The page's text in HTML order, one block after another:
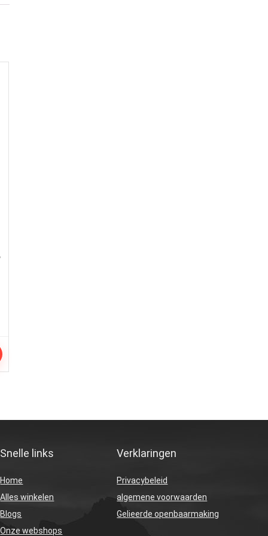
Snelle links
Home
Alles winkelen
Blogs
Onze webshops
Verklaringen
Privacybeleid
algemene voorwaarden
Gelieerde openbaarmaking